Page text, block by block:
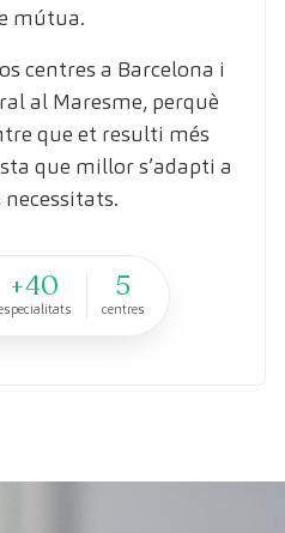
mútua.
centres a Barcelona i
al Maresme, perquè
que et resulti més
que millor s’adapti a
necessitats.
+40 5
centres